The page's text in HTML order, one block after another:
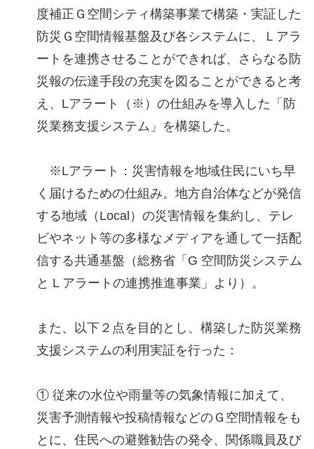
度補正Ｇ空間シティ構築事業で構築・実証した
防災Ｇ空間情報基盤及び各システムに、Ｌアラ
ートを連携させることができれば、さらなる防
災報の伝達手段の充実を図ることができると考
え、Lアラート（※）の仕組みを導入した「防
災業務支援システム」を構築した。
※Lアラート：災害情報を地域住民にいち早
く届けるための仕組み。地方自治体などが発信
する地域（Local）の災害情報を集約し、テレ
ビやネット等の多様なメディアを通して一括配
信する共通基盤（総務省「G 空間防災システム
と L アラートの連携推進事業」より）。
また、以下２点を⽬的とし、構築した防災業務
⽀援システムの利⽤実証を⾏った：
① 従来の⽔位や⾬量等の気象情報に加えて、
災害予測情報や投稿情報などのＧ空間情報をも
とに、住⺠への避難勧告の発令、関係職員及び